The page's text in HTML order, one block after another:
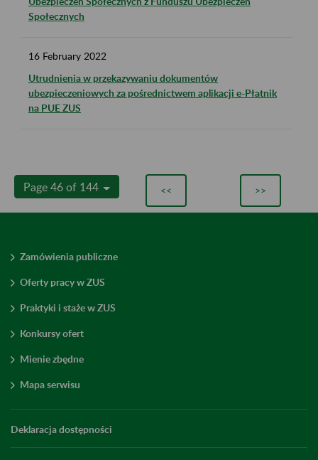
Społecznych
16 February 2022
Utrudnienia w przekazywaniu dokumentów
ubezpieczeniowych za pośrednictwem aplikacji e-Płatnik
na PUE ZUS
Page 46 of 144 << >>
Zamówienia publiczne
Oferty pracy w ZUS
Praktyki i staże w ZUS
Konkursy ofert
Mienie zbędne
Mapa serwisu
Deklaracja dostępności